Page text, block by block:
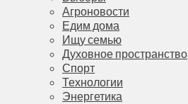
Агроновости
Едим дома
Ищу семью
Духовное пространство
Спорт
Технологии
Энергетика